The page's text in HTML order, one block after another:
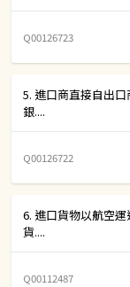
Q00126723
5. 進口商直接自出
銀....
Q00126722
6. 進口貨物以航空
貨....
Q00112487